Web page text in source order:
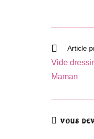
Read
articles
Article
Vide
Maman
VOUS